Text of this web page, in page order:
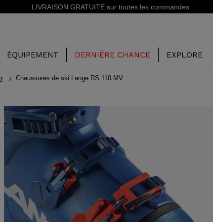
Inscrivez-vous à la newsletter: -15% sur votre première commande!
ENFANT
SKIS ALL MOUNTAIN
FREERIDE
RACING
ENFANT
CHAUSSURES DE SKI FREERIDE
CHAUSSURES DE SKI RACING
ÉQUIPEMENT DERNIÈRE CHANCE EXPLORE
RS
SHADOW
LX
Chaussures de ski Lange RS 110 MV